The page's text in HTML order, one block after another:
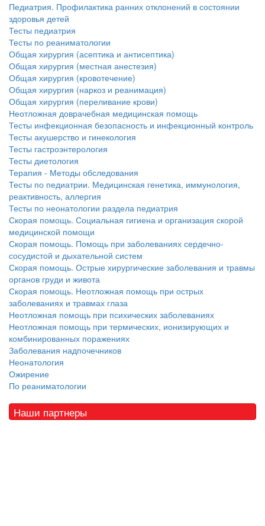
Педиатрия. Профилактика ранних отклонений в состоянии
здоровья детей
Тесты педиатрия
Тесты по реаниматологии
Общая хирургия (асептика и антисептика)
Общая хирургия (местная анестезия)
Общая хирургия (кровотечение)
Общая хирургия (наркоз и реанимация)
Общая хирургия (переливание крови)
Неотложная доврачебная медицинская помощь
Тесты инфекционная безопасность и инфекционный контроль
Тесты акушерство и гинекология
Тесты гастроэнтерология
Тесты диетология
Терапия - Методы обследования
Тесты по педиатрии. Медицинская генетика, иммунология,
реактивность, аллергия
Тесты по неонатологии раздела педиатрия
Скорая помощь. Социальная гигиена и организация скорой
медицинской помощи
Скорая помощь. Помощь при заболеваниях сердечно-
сосудистой и дыхательной систем
Скорая помощь. Острые хирургические заболевания и травмы
органов груди и живота
Скорая помощь. Неотложная помощь при острых
заболеваниях и травмах глаза
Неотложная помощь при психических заболеваниях
Неотложная помощь при термических, ионизирующих и
комбинированных поражениях
Заболевания надпочечников
Неонатология
Ожирение
По реаниматологии
Наши партнеры